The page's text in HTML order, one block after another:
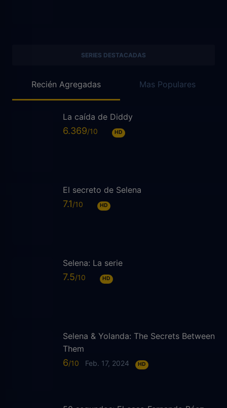
SERIES DESTACADAS
Recién Agregadas Mas Populares
La caída de Diddy
6.369 HD
El secreto de Selena
7.1 HD
Selena: La serie
7.5 HD
Selena & Yolanda: The Secrets Between
Them
6 Feb. 17, 2024 HD